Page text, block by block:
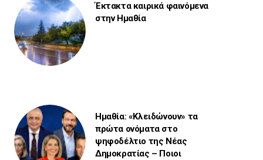
Έκτακτα καιρικά φαινόμενα
στην Ημαθία
Ημαθία: «Κλειδώνουν» τα
πρώτα ονόματα στο
ψηφοδέλτιο της Νέας
Δημοκρατίας – Ποιοι